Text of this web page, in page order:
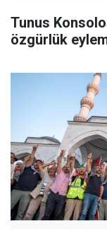
Tunus
özgürlük